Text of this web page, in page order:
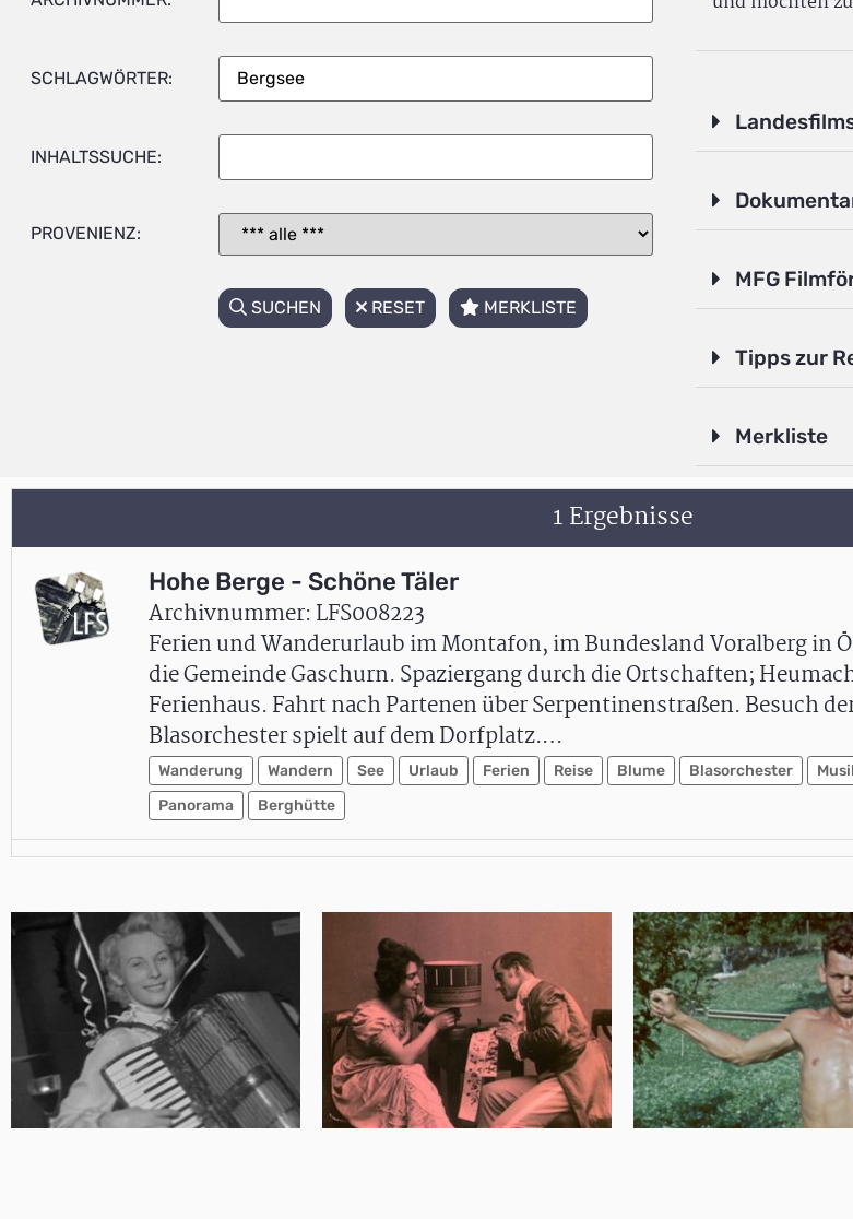
SCHLAGWÖRTER:
INHALTSSUCHE:
PROVENIENZ:
SUCHEN RESET MERKLISTE
MFG
Tipps zur
Merkliste
1 Ergebnisse
Hohe Berge - Schöne Täler
Archivnummer: LFS008223
Ferien und Wanderurlaub im Montafon, im Bundesland Voralberg in
die Gemeinde Gaschurn. Spaziergang durch die Ortschaften;
Ferienhaus. Fahrt nach Partenen über Serpentinenstraßen. Besuch
Blasorchester spielt auf dem Dorfplatz.…
Wanderung Wandern See Urlaub Ferien Reise Blume Blasorchester
Panorama
Berghütte